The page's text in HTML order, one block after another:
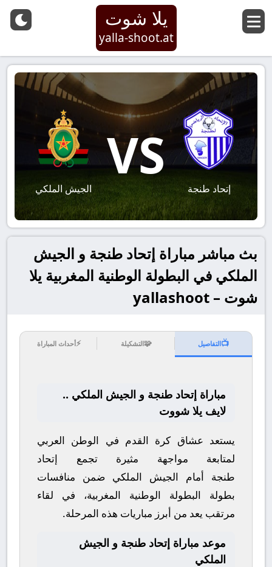
يلا شوت
yalla-shoot.at
إتحاد طنجة
VS
الجيش الملكي
بث مباشر مباراة إتحاد طنجة و الجيش
الملكي في البطولة الوطنية المغربية يلا
شوت – yallashoot
📺التفاصيل 🧩التشكيلة ⚡أحداث المباراة
مباراة إتحاد طنجة و الجيش الملكي ..
لايف يلا شووت
يستعد عشاق كرة القدم في الوطن العربي
لمتابعة مواجهة مثيرة تجمع إتحاد
طنجة أمام الجيش الملكي ضمن منافسات
بطولة البطولة الوطنية المغربية، في لقاء
مرتقب يعد من أبرز مباريات هذه المرحلة.
موعد مباراة إتحاد طنجة و الجيش
الملكي